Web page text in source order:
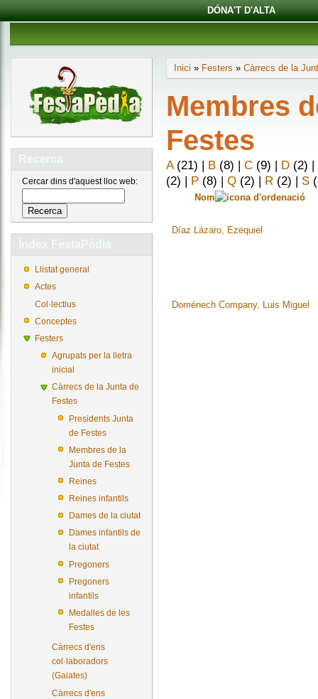
DÓNA'T D'ALTA
Recerca
Cercar dins d'aquest lloc web:
Índex FestaPèdia
Llistat general
Actes
Col·lectius
Conceptes
Festers
Agrupats per la lletra
inicial
Càrrecs de la Junta de
Festes
Presidents Junta
de Festes
Membres de la
Junta de Festes
Reines
Reines infantils
Dames de la ciutat
Dames infantils de
la ciutat
Pregoners
Pregoners
infantils
Medalles de les
Festes
Càrrecs d'ens
col·laboradors
(Gaiates)
Càrrecs d'ens
Inici » Festers » Càrrecs de la
Membres
Festes
A(21) | B(8) | C(9) | D(2) |
(2) | P(8) | Q(2) | R (2) | S
Nom
Díaz Lázaro, Ezequiel
Doménech Company, Luis Miguel